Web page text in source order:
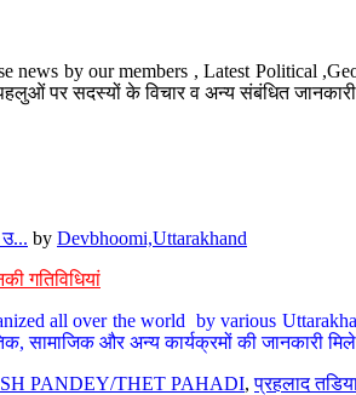
news by our members , Latest Political
पहलुओं पर सदस्यों के विचार व अन्य संबंधित
by Devbhoomi,Uttarakhand
गतिविधियां
all over the world by various
सामाजिक और अन्य कार्यक्रमों की
PANDEY/THET PAHADI,प्रहलाद